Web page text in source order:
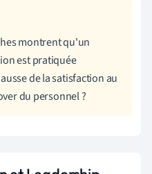
montrent qu'un
est pratiquée
de la satisfaction au
du personnel ?